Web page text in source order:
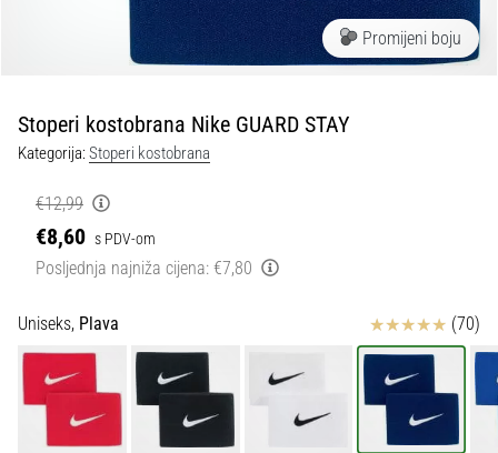
1. 7. 2025
1 min. čitanja
Play
for
Victories
Pripremi
se
ženski
Promijeni boju
Stoperi kostobrana Nike GUARD STAY
Kategorija:Stoperi kostobrana
€12,99
€8,60 s PDV-om
Posljednja najniža cijena: €7,80
Uniseks, Plava Ocjena proizvoda
(70)